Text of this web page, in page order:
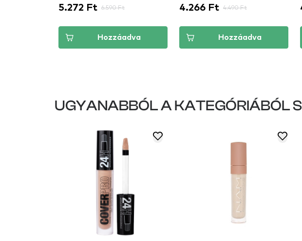
5.272 Ft 6.590 Ft
Hozzáadva
4.266 Ft 4.490 Ft
Hozzáadva
UGYANABBÓL A KATEGÓRIÁBÓL